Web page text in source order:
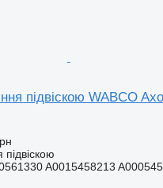
підвіскою WABCO
підвіскою
A0015458213